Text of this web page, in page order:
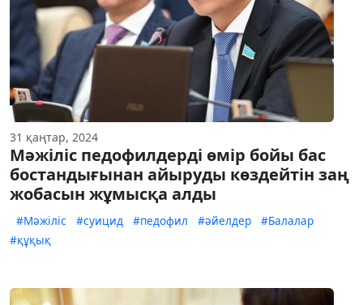
31 қаңтар, 2024
Мәжіліс педофилдерді өмір бойы бас
бостандығынан айыруды көздейтін заң
жобасын жұмысқа алды
#Мәжіліс #суицид #педофил #әйелдер
#Балалар
#құқық